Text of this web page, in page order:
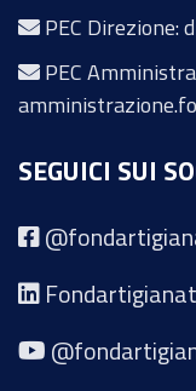
PEC
PEC
SEGUICI SUI